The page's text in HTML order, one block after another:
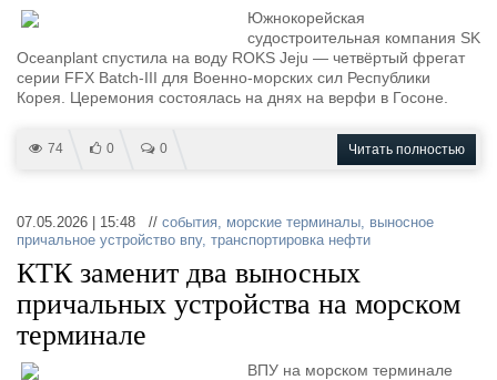
Южнокорейская
судостроительная компания SK
Oceanplant спустила на воду ROKS Jeju — четвёртый фрегат
серии FFX Batch-III для Военно-морских сил Республики
Корея. Церемония состоялась на днях на верфи в Госоне.
74 0 0 Читать полностью
07.05.2026 | 15:48 // события, морские терминалы, выносное
причальное устройство впу, транспортировка нефти
КТК заменит два выносных
причальных устройства на морском
терминале
ВПУ на морском терминале